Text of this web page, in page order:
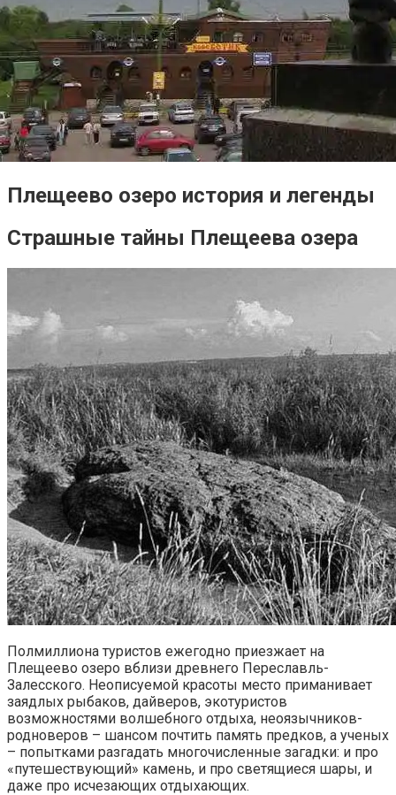
Плещеево озеро история и легенды
Страшные тайны Плещеева озера
Полмиллиона туристов ежегодно приезжает на
Плещеево озеро вблизи древнего Переславль-
Залесского. Неописуемой красоты место приманивает
заядлых рыбаков, дайверов, экотуристов
возможностями волшебного отдыха, неоязычников-
родноверов – шансом почтить память предков, а ученых
– попытками разгадать многочисленные загадки: и про
«путешествующий» камень, и про светящиеся шары, и
даже про исчезающих отдыхающих.